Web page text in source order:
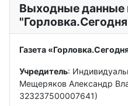
Выходные данные
Газета
Учредитель:
Мещеряков Александр
323237500007641)